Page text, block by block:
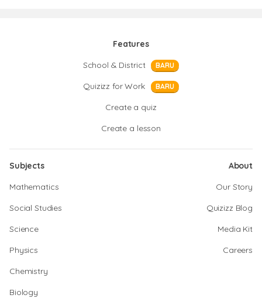
Features
School & District
BARU
Quizizz for Work BARU
Create a quiz
Create a lesson
Subjects
Mathematics
Social Studies
Science
Physics
Chemistry
Biology
About
Our Story
Quizizz Blog
Media Kit
Careers